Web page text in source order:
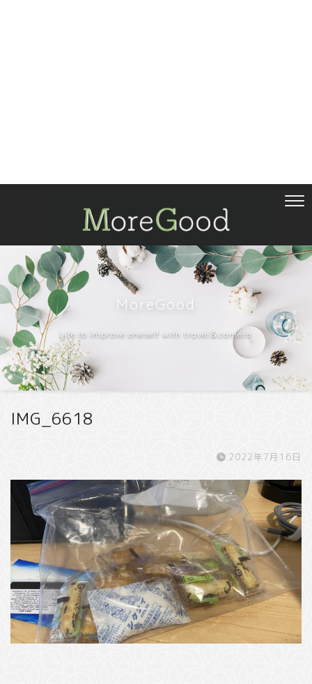
MoreGood
Life to improve oneself with travel＆camera
IMG_6618
2022年7月16日